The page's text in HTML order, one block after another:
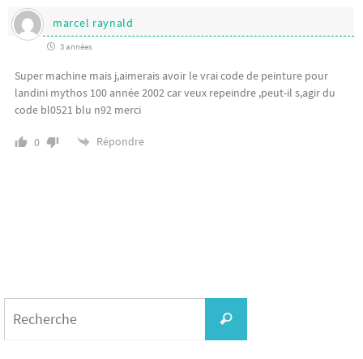
marcel raynald
3 années
Super machine mais j,aimerais avoir le vrai code de peinture pour
landini mythos 100 année 2002 car veux repeindre ,peut-il s,agir du
code bl0521 blu n92 merci
0 Répondre
Recherche